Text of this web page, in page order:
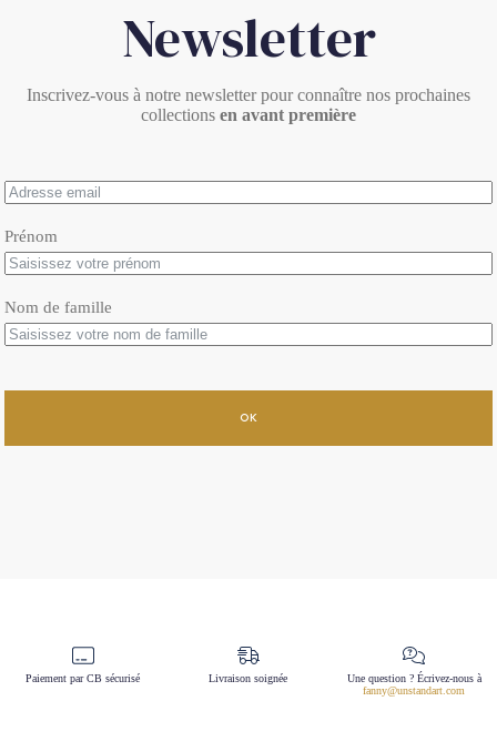
Newsletter
Inscrivez-vous à notre newsletter pour connaître nos prochaines
collections en avant première
Prénom
Nom de famille
OK
Paiement par CB sécurisé Livraison soignée
Une question ? Écrivez-nous à
fanny@unstandart.com